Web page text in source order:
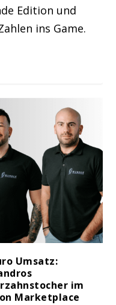
Edition und
ins Game.
Umsatz:
im
Marketplace